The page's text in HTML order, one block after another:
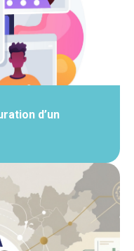
d’un